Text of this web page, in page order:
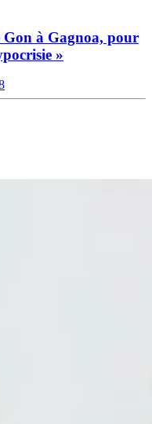
Gon à Gagnoa, pour
»